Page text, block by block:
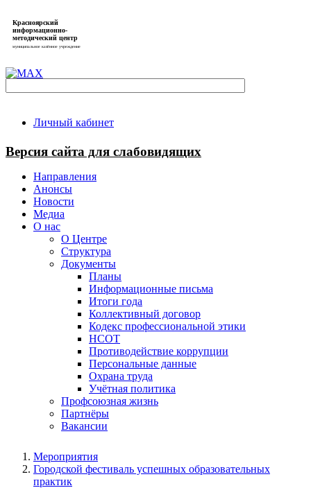
Красноярский
информационно-
методический центр
муниципальное казённое учреждение
Личный кабинет
Версия сайта для слабовидящих
Направления
Анонсы
Новости
Медиа
О нас
О Центре
Структура
Документы
Планы
Информационные письма
Итоги года
Коллективный договор
Кодекс профессиональной этики
НСОТ
Противодействие коррупции
Персональные данные
Охрана труда
Учётная политика
Профсоюзная жизнь
Партнёры
Вакансии
Мероприятия
Городской фестиваль успешных образовательных
практик